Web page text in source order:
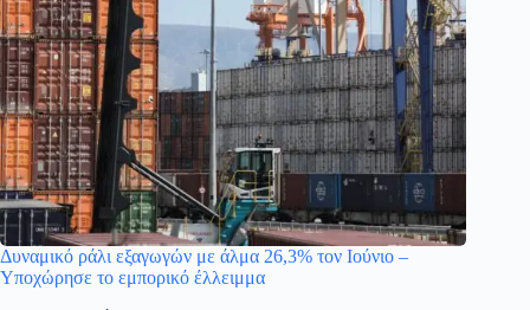
Δυναμικό ράλι εξαγωγών με άλμα 26,3% τον Ιούνιο –
Υποχώρησε το εμπορικό έλλειμμα